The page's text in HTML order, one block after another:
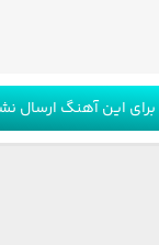
این آهنگ ارسال